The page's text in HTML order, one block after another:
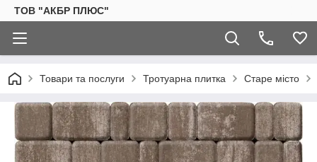
ТОВ "АКБР ПЛЮС"
Товари та послуги Тротуарна плитка Старе місто